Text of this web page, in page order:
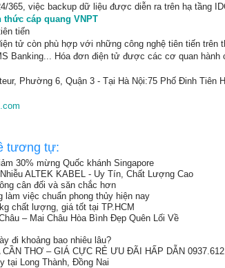
365, việc backup dữ liệu được diễn ra trên hạ tầng
thức cáp quang VNPT
tiến
tử còn phù hợp với những công nghệ tiên tiến trên
Banking... Hóa đơn điện tử được các cơ quan
Phường 6, Quận 3 - Tại Hà Nội:75 Phố Đinh Tiên
tương tự:
30% mừng Quốc khánh Singapore
ALTEK KABEL - Uy Tín, Chất Lượng Cao
cân đối và săn chắc hơn
làm việc chuẩn phong thủy hiện nay
chất lượng, giá tốt tại TP.HCM
– Mai Châu Hòa Bình Đẹp Quên Lối Về
đi khoảng bao nhiêu lâu?
THƠ – GIÁ CỰC RẺ ƯU ĐÃI HẤP DẪN
tại Long Thành, Đồng Nai